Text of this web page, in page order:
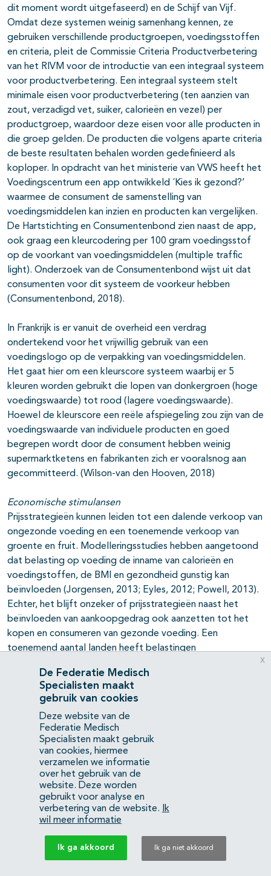
dit moment wordt uitgefaseerd) en de Schijf van Vijf.
Omdat deze systemen weinig samenhang kennen, ze
gebruiken verschillende productgroepen, voedingsstoffen
en criteria, pleit de Commissie Criteria Productverbetering
van het RIVM voor de introductie van een integraal systeem
voor productverbetering. Een integraal systeem stelt
minimale eisen voor productverbetering (ten aanzien van
zout, verzadigd vet, suiker, calorieën en vezel) per
productgroep, waardoor deze eisen voor alle producten in
die groep gelden. De producten die volgens aparte criteria
de beste resultaten behalen worden gedefinieerd als
koploper. In opdracht van het ministerie van VWS heeft het
Voedingscentrum een app ontwikkeld ´Kies ik gezond?’
waarmee de consument de samenstelling van
voedingsmiddelen kan inzien en producten kan vergelijken.
De Hartstichting en Consumentenbond zien naast de app,
ook graag een kleurcodering per 100 gram voedingsstof
op de voorkant van voedingsmiddelen (multiple traffic
light). Onderzoek van de Consumentenbond wijst uit dat
consumenten voor dit systeem de voorkeur hebben
(Consumentenbond, 2018).
In Frankrijk is er vanuit de overheid een verdrag
ondertekend voor het vrijwillig gebruik van een
voedingslogo op de verpakking van voedingsmiddelen.
Het gaat hier om een kleurscore systeem waarbij er 5
kleuren worden gebruikt die lopen van donkergroen (hoge
voedingswaarde) tot rood (lagere voedingswaarde).
Hoewel de kleurscore een reële afspiegeling zou zijn van de
voedingswaarde van individuele producten en goed
begrepen wordt door de consument hebben weinig
supermarktketens en fabrikanten zich er vooralsnog aan
gecommitteerd. (Wilson-van den Hooven, 2018)
Economische stimulansen
Prijsstrategieën kunnen leiden tot een dalende verkoop van
ongezonde voeding en een toenemende verkoop van
groente en fruit. Modelleringsstudies hebben aangetoond
dat belasting op voeding de inname van calorieën en
voedingstoffen, de BMI en gezondheid gunstig kan
beïnvloeden (Jorgensen, 2013; Eyles, 2012; Powell, 2013).
Echter, het blijft onzeker of prijsstrategieën naast het
beïnvloeden van aankoopgedrag ook aanzetten tot het
kopen en consumeren van gezonde voeding. Een
toenemend aantal landen heeft belastingen
(bijvoorbeeld de vetbelasting in Denemarken (leidde tot
een vermindering van 10 tot 15% in consumptie; inmiddels
teruggeroepen) en de belasting op junkfood in Hongarije
(verkoop daalde met 27%)) (Hawkes, 2012). Tot op heden
zijn in Nederland geen daadwerkelijke initiatieven genomen
voor bijvoorbeeld een vet-, suiker- of zouttaks. De
overheid is voor zelfregulering. In het buitenland zijn
meerdere voorbeelden van geslaagde interventies, die van
invloed waren op het aankoopgedrag of aanpassing van
het product (WHO, 2015; Eyles, 2012). In Groot-Brittannië
verlaagden na invoer van de suikertaks vrijwel alle
fabrikanten de hoeveelheid suiker in hun frisdranken.
Evenwichtige economische prikkels moeten worden
De Federatie Medisch
Specialisten maakt
gebruik van cookies
Deze website van de
Federatie Medisch
Specialisten maakt gebruik
van cookies, hiermee
verzamelen we informatie
over het gebruik van de
website. Deze worden
gebruikt voor analyse en
verbetering van de website.
Ik
wil meer informatie
Ik ga akkoord Ik ga niet akkoord
x